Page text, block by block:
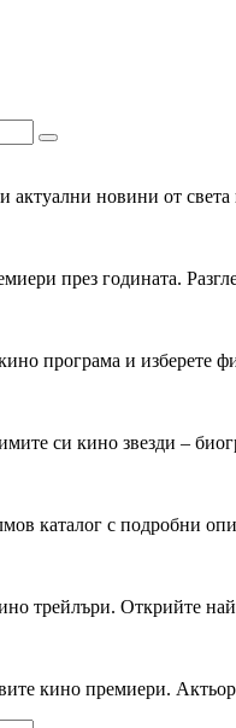
актуални новини от
през годината.
програма и
си кино звезди –
каталог с подробни
трейлъри. Открийте
кино премиери.